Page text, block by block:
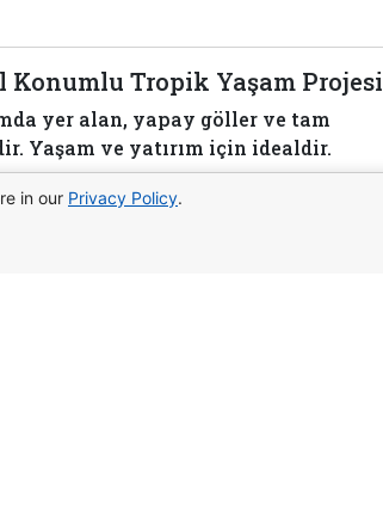
Konumlu Tropik Yaşam Projesi
yer alan, yapay göller ve tam
Yaşam ve yatırım için idealdir.
in our Privacy Policy.